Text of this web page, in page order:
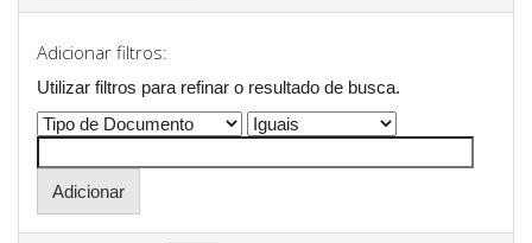
Adicionar filtros:
Utilizar filtros para refinar o resultado de busca.